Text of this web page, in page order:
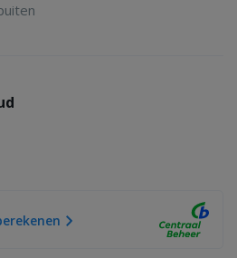
dient te worden vervangen